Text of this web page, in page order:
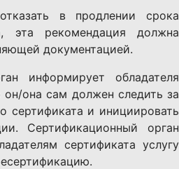
в продлении срока
эта рекомендация должна
документацией.
информирует обладателя
она сам должен следить за
сертификата и инициировать
Сертификационный орган
сертификата услугу